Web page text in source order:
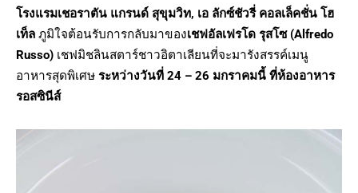
โรงแรมเชอราตัน แกรนด์ สุขุมวิท, เอ ลักซ์ชัวรี่ คอลเล็คชั่น โฮ
เท็ล ภูมิใจต้อนรับการกลับมาของเชฟอัลเฟรโด รุสโซ (Alfredo
Russo) เชฟมิชลินสตาร์ชาวอิตาเลียนที่จะมารังสรรค์เมนู
อาหารสุดพิเศษ ระหว่างวันที่ 24 – 26 มกราคมนี้ ที่ห้องอาหาร
รอสซินีส์